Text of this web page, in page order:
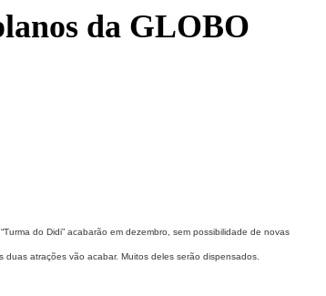
da GLOBO
do Didi” acabarão em dezembro, sem possibilidade de novas
atrações vão acabar. Muitos deles serão dispensados.